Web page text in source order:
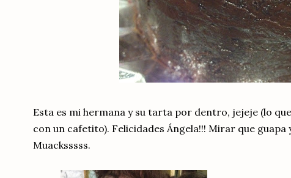
Esta es mi hermana y su tarta por dentro, jejeje (lo
con un cafetito). Felicidades Ángela!!! Mirar que guapa
Muacksssss.